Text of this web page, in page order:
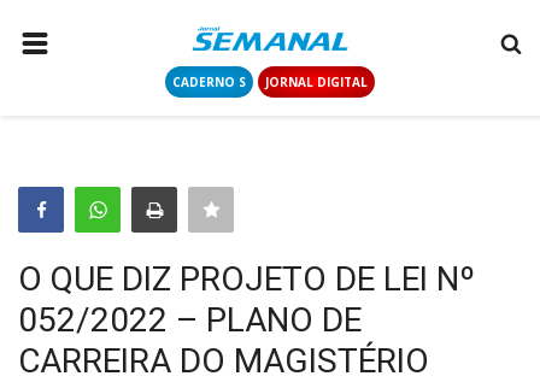
CADERNO S JORNAL DIGITAL
COLUNISTAS
CONTATO
LOGIN
CADASTRAR
O QUE DIZ PROJETO DE LEI Nº
052/2022 – PLANO DE
CARREIRA DO MAGISTÉRIO